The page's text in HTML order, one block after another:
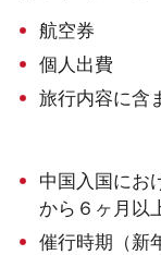
航空券
個人出費
旅行内容に含
中国入国にお
から６ヶ月以
催行時期（新